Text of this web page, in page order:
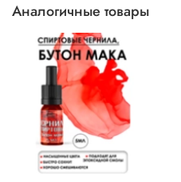
Аналогичные товары